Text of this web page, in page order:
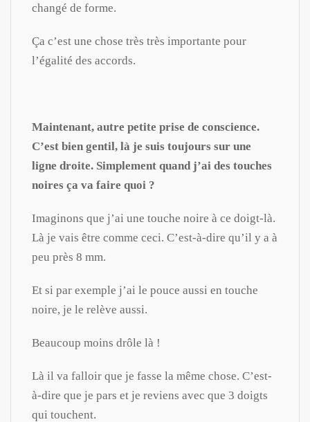
changé de forme.
Ça c’est une chose très très importante pour
l’égalité des accords.
Maintenant, autre petite prise de conscience.
C’est bien gentil, là je suis toujours sur une
ligne droite. Simplement quand j’ai des touches
noires ça va faire quoi ?
Imaginons que j’ai une touche noire à ce doigt-là.
Là je vais être comme ceci. C’est-à-dire qu’il y a à
peu près 8 mm.
Et si par exemple j’ai le pouce aussi en touche
noire, je le relève aussi.
Beaucoup moins drôle là !
Là il va falloir que je fasse la même chose. C’est-
à-dire que je pars et je reviens avec que 3 doigts
qui touchent.